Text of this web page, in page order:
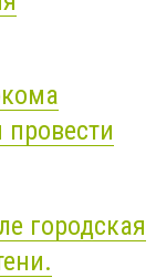
городская